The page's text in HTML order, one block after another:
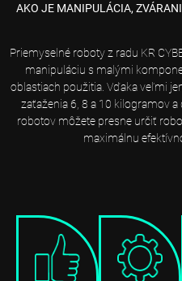
AKO JE MANIPULÁCIA,
Priemyselné roboty z radu KR
manipuláciu s malými
oblastiach použitia. Vďaka veľmi
zaťaženia 6, 8 a 10 kilogramov
robotov môžete presne určiť
maximálnu